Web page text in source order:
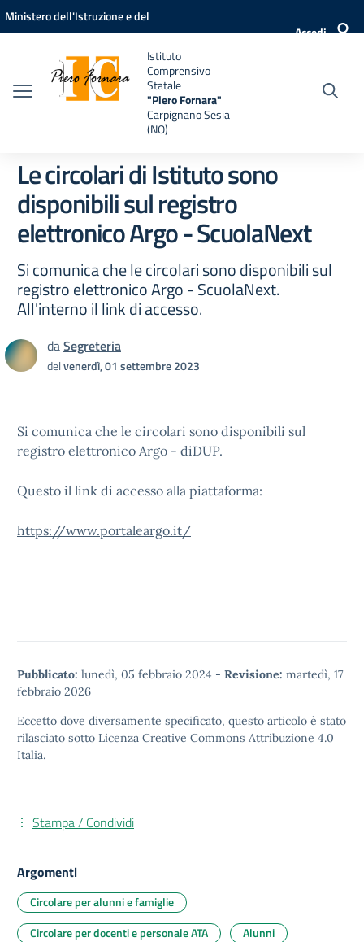
Vai ai contenuti
Vai al menu di navigazione
Vai al footer
Ministero dell'Istruzione e del
Accedi
Istituto
Comprensivo
Statale
"Piero Fornara"
Carpignano Sesia
(NO)
Le circolari di Istituto sono
disponibili sul registro
elettronico Argo - ScuolaNext
Si comunica che le circolari sono disponibili sul
registro elettronico Argo - ScuolaNext.
All'interno il link di accesso.
daSegreteria
delvenerdì, 01 settembre 2023
Si comunica che le circolari sono disponibili sul
registro elettronico Argo - diDUP.
Questo il link di accesso alla piattaforma:
https://www.portaleargo.it/
Pubblicato: lunedì, 05 febbraio 2024 - Revisione: martedì, 17
febbraio 2026
Eccetto dove diversamente specificato, questo articolo è stato
rilasciato sotto Licenza Creative Commons Attribuzione 4.0
Italia.
Stampa / Condividi
Argomenti
Circolare per alunni e famiglie
Circolare per docenti e personale ATA
Alunni